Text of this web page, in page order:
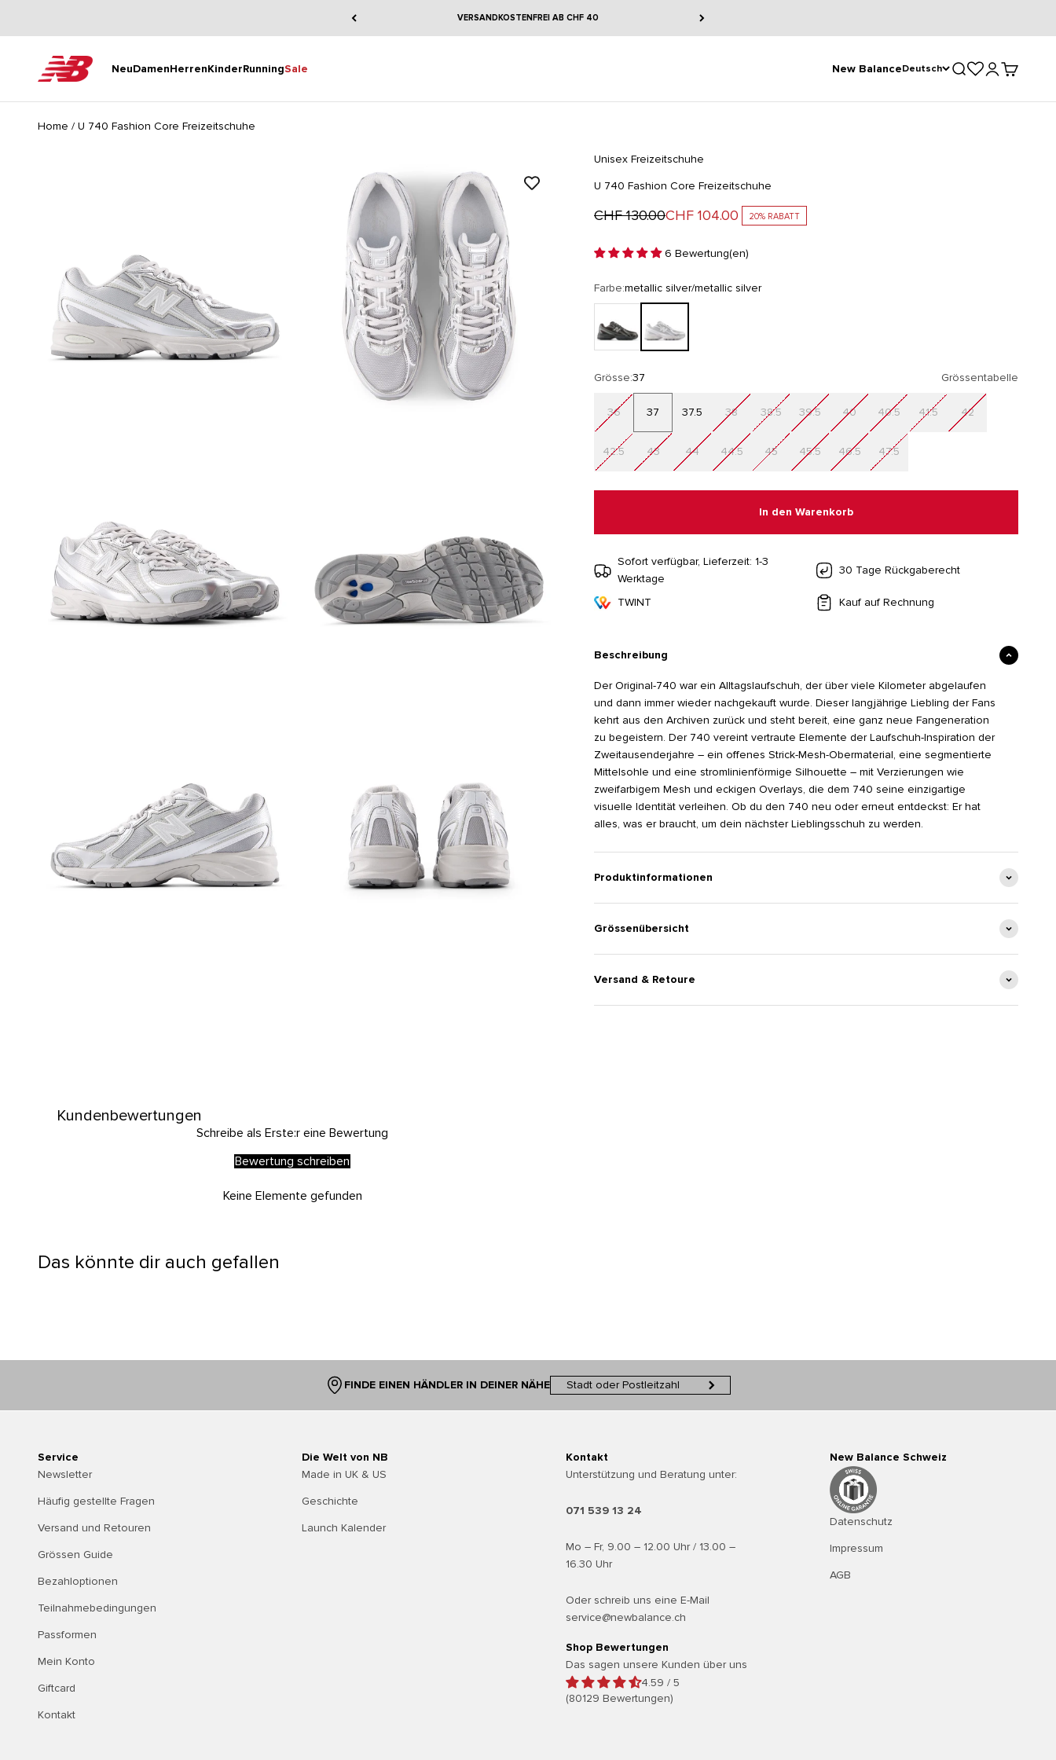
VERSANDKOSTENFREI AB CHF 40
NeuDamenHerrenKinderRunningSale
New Balance New BalanceDeutsch Suche öffnen
Home / U 740 Fashion Core Freizeitschuhe
Unisex Freizeitschuhe
U 740 Fashion Core Freizeitschuhe
Regulärer Preis
CHF 130.00Angebot
CHF 104.00 20% RABATT
6 Bewertung(en)
Farbe:metallic silver/metallic silver
Grösse:37 Grössentabelle
36 37 37.5 38 38.5 39.5 40 40.5 41.5 42
42.5 43 44 44.5 45 45.5 46.5 47.5
In den Warenkorb
Sofort verfügbar, Lieferzeit: 1-3
Werktage
30 Tage Rückgaberecht
TWINT Kauf auf Rechnung
Beschreibung
Der Original-740 war ein Alltagslaufschuh, der über viele Kilometer abgelaufen
und dann immer wieder nachgekauft wurde. Dieser langjährige Liebling der Fans
kehrt aus den Archiven zurück und steht bereit, eine ganz neue Fangeneration
zu begeistern. Der 740 vereint vertraute Elemente der Laufschuh-Inspiration der
Zweitausenderjahre – ein offenes Strick-Mesh-Obermaterial, eine segmentierte
Mittelsohle und eine stromlinienförmige Silhouette – mit Verzierungen wie
zweifarbigem Mesh und eckigen Overlays, die dem 740 seine einzigartige
visuelle Identität verleihen. Ob du den 740 neu oder erneut entdeckst: Er hat
alles, was er braucht, um dein nächster Lieblingsschuh zu werden.
Produktinformationen
Grössenübersicht
Versand & Retoure
Kundenbewertungen
Schreibe als Erste:r eine Bewertung
Bewertung schreiben
Keine Elemente gefunden
Das könnte dir auch gefallen
FINDE EINEN HÄNDLER IN DEINER NÄHE
Service
Newsletter
Häufig gestellte Fragen
Versand und Retouren
Grössen Guide
Bezahloptionen
Teilnahmebedingungen
Passformen
Mein Konto
Giftcard
Kontakt
Die Welt von NB
Made in UK & US
Geschichte
Launch Kalender
Kontakt
Unterstützung und Beratung unter:
071 539 13 24
Mo – Fr, 9.00 – 12.00 Uhr / 13.00 –
16.30 Uhr
Oder schreib uns eine E-Mail
service@newbalance.ch
Shop Bewertungen
Das sagen unsere Kunden über uns
4.59 / 5
(80129 Bewertungen)
New Balance Schweiz
Datenschutz
Impressum
AGB